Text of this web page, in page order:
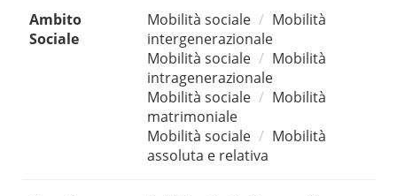
Ambito
Sociale
Mobilità sociale
Mobilità
intergenerazionale
Mobilità sociale
Mobilità
intragenerazionale
Mobilità sociale
Mobilità
matrimoniale
Mobilità sociale
Mobilità
assoluta e relativa